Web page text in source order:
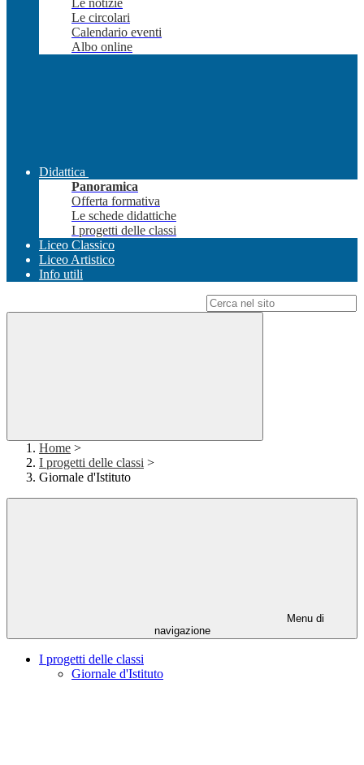
Le notizie
Le circolari
Calendario eventi
Albo online
Didattica
Panoramica
Offerta formativa
Le schede didattiche
I progetti delle classi
Liceo Classico
Liceo Artistico
Info utili
Home >
I progetti delle classi >
Giornale d'Istituto
Menu di
navigazione
I progetti delle classi
Giornale d'Istituto